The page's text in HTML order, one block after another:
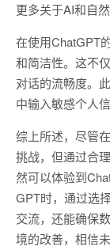
更多关于AI和自
在使用ChatGPT
和简洁性。这不
对话的流畅度。
中输入敏感个人信
综上所述，尽管
挑战，但通过合
然可以体验到
GPT时，通过选
交流，还能确保
境的改善，相信